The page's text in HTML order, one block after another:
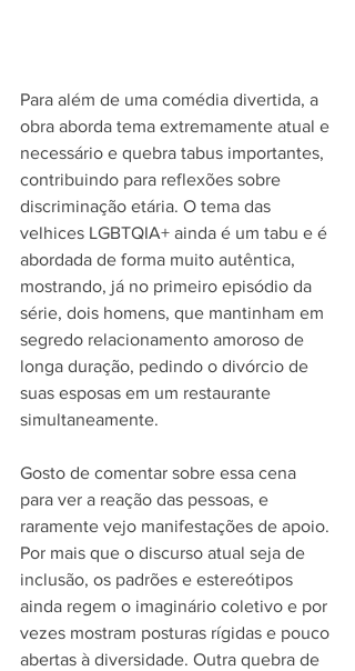
Para além de uma comédia divertida, a
obra aborda tema extremamente atual e
necessário e quebra tabus importantes,
contribuindo para reflexões sobre
discriminação etária. O tema das
velhices LGBTQIA+ ainda é um tabu e é
abordada de forma muito autêntica,
mostrando, já no primeiro episódio da
série, dois homens, que mantinham em
segredo relacionamento amoroso de
longa duração, pedindo o divórcio de
suas esposas em um restaurante
simultaneamente.
Gosto de comentar sobre essa cena
para ver a reação das pessoas, e
raramente vejo manifestações de apoio.
Por mais que o discurso atual seja de
inclusão, os padrões e estereótipos
ainda regem o imaginário coletivo e por
vezes mostram posturas rígidas e pouco
abertas à diversidade. Outra quebra de